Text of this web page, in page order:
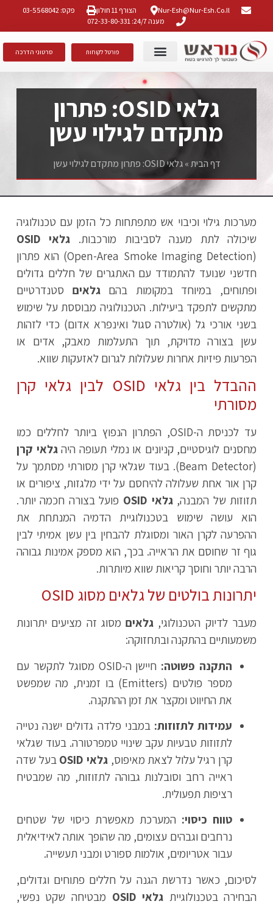
Nur-Esh@nur-Esh.co.il הצורף 11 חולון
פקס: 03-5568042
מענה 24/7: 072-33-80-331
פורטל לקוחות סרטוני הדרכה
גלאי OSID: פתרון
מתקדם לגילוי עשן
דף הבית»גלאי OSID: פתרון מתקדם לגילוי עשן
מערכות גילוי וכיבוי אש מתפתחות כל הזמן עם טכנולוגיה
שיכולה לתת מענה לסביבות מורכבות. גלאי OSID
(Open-Area Smoke Imaging Detection) הוא פתרון
חדשני שנועד להתמודד עם האתגרים של חללים גדולים
ופתוחים, במיוחד במקומות בהםגלאים סטנדרטיים
מתקשים לתפקד ביעילות. הטכנולוגיה מבוססת על שימוש
בשני אורכי גל (אולטרה סגול ואינפרא אדום) כדי לזהות
עשן בצורה מדויקת, תוך התעלמות מאבק, אדים או
הפרעות פיזיות אחרות שעלולות לגרום לאזעקות שווא.
ההבדל בין גלאי OSID לבין גלאי קרן
מסורתי
עד לכניסת ה-OSID, הפתרון הנפוץ ביותר לחללים כמו
מחסנים לוגיסטיים, קניונים או נמלי תעופה היהגלאי קרן
(Beam Detector). בעוד שגלאי קרן מסורתי מסתמך על
קרן אור אחת שעלולה להיחסם על ידי מלגזות, ציפורים או
תזוזות של המבנה,גלאי OSID
פועל בצורה חכמה יותר.
הוא עושה שימוש בטכנולוגיית הדמיה המנתחת את
ההפרעה לקרן האור ומסוגלת להבחין בין עשן אמיתי לבין
גוף זר שחוסם את הראייה. בכך, הוא מספק אמינות גבוהה
הרבה יותר וחוסך קריאות שווא מיותרות.
יתרונות בולטים של גלאים מסוג OSID
מעבר לדיוק הטכנולוגי, גלאיםמסוג זה מציעים יתרונות
משמעותיים בהתקנה ובתחזוקה:
התקנה פשוטה:
חיישן ה-OSID מסוגל לתקשר עם
מספר פולטים (Emitters) בו זמנית, מה שמפשט
את החיווט ומקצר את זמן ההתקנה.
עמידות לתזוזות: במבני פלדה גדולים ישנה נטייה
לתזוזות טבעיות עקב שינויי טמפרטורה. בעוד שגלאי
קרן רגיל עלול לצאת מאיפוס,גלאי OSID
בעל שדה
ראייה רחב וסובלנות גבוהה לתזוזות, מה שמבטיח
רציפות תפעולית.
טווח כיסוי: המערכת מאפשרת כיסוי של שטחים
נרחבים וגבהים עצומים, מה שהופך אותה לאידיאלית
עבור אטריומים, אולמות ספורט ומבני תעשייה.
לסיכום, כאשר נדרשת הגנה על חללים פתוחים וגדולים,
הבחירה בטכנולוגיית גלאי OSID
מבטיחה שקט נפשי,